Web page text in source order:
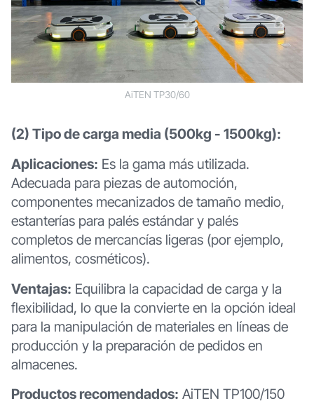
AiTEN TP30/60
(2) Tipo de carga media (500kg - 1500kg):
Aplicaciones: Es la gama más utilizada.
Adecuada para piezas de automoción,
componentes mecanizados de tamaño medio,
estanterías para palés estándar y palés
completos de mercancías ligeras (por ejemplo,
alimentos, cosméticos).
Ventajas: Equilibra la capacidad de carga y la
flexibilidad, lo que la convierte en la opción ideal
para la manipulación de materiales en líneas de
producción y la preparación de pedidos en
almacenes.
Productos recomendados: AiTEN TP100/150